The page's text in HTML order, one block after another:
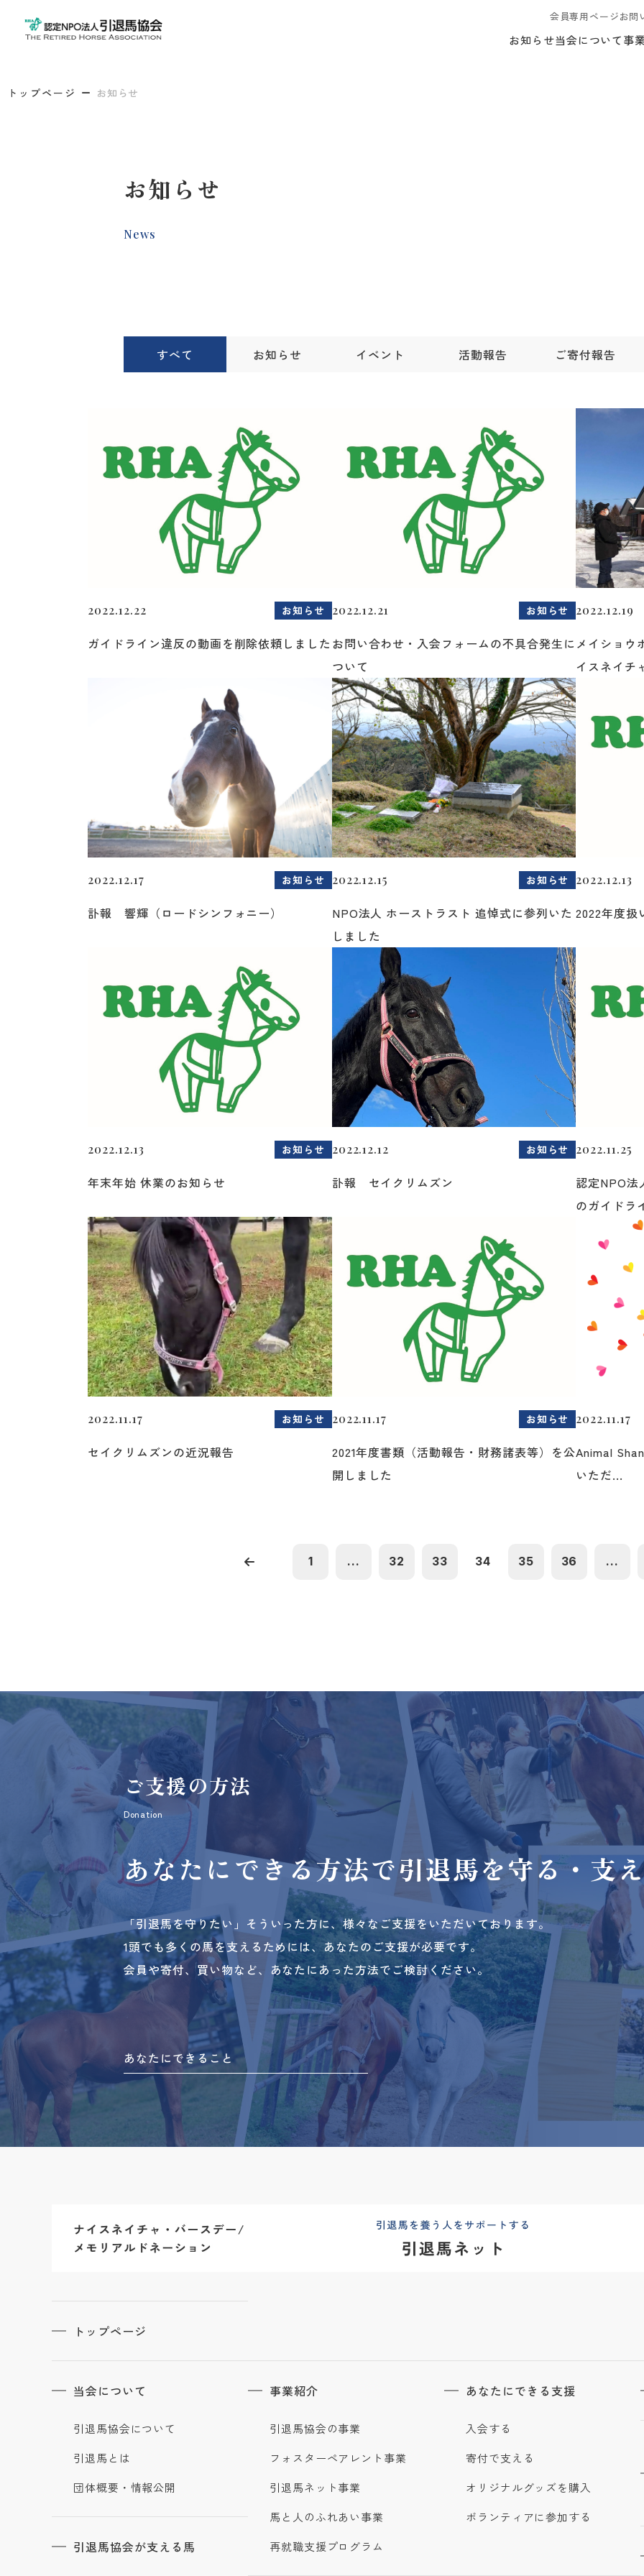
会員専用ページお問
お知らせ当会について事
トップページ お知らせ
お知らせ
News
すべて お知らせ イベント 活動報告 ご寄付報告
2022.12.22 お知らせ
ガイドライン違反の動画を削除依頼しました
2022.12.21 お知らせ
お問い合わせ・入会フォームの不具合発生に
ついて
2022.12.19
メイショウ
イスネイチ
2022.12.17 お知らせ
訃報 響輝（ロードシンフォニー）
2022.12.15 お知らせ
NPO法人 ホーストラスト 追悼式に参列いた
しました
2022.12.13
2022年度扱
2022.12.13 お知らせ
年末年始 休業のお知らせ
2022.12.12 お知らせ
訃報 セイクリムズン
2022.11.25
認定NPO法
のガイドラ
2022.11.17 お知らせ
セイクリムズンの近況報告
2022.11.17 お知らせ
2021年度書類（活動報告・財務諸表等）を公
開しました
2022.11.17
Animal
いただ...
1 ... 32 33 34 35 36 ...
ご支援の方法
Donation
あなたにできる方法で引退馬を守る・支
「引退馬を守りたい」そういった方に、様々なご支援をいただいております。
1頭でも多くの馬を支えるためには、あなたのご支援が必要です。
会員や寄付、買い物など、あなたにあった方法でご検討ください。
あなたにできること
トップページ
当会について
引退馬協会について
引退馬とは
団体概要・情報公開
引退馬協会が支える馬
事業紹介
引退馬協会の事業
フォスターペアレント事業
引退馬ネット事業
馬と人のふれあい事業
再就職支援プログラム
あなたにできる支援
入会する
寄付で支える
オリジナルグッズを購入
ボランティアに参加する